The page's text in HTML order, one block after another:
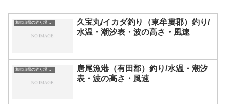
和歌山県の釣り場一覧
久宝丸/イカダ釣り（東牟婁郡）釣り/
水温・潮汐表・波の高さ・風速
和歌山県の釣り場一覧
唐尾漁港（有田郡）釣り/水温・潮汐
表・波の高さ・風速